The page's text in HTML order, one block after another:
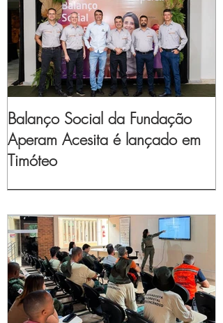
Balanço Social da Fundação
Aperam Acesita é lançado em
Timóteo